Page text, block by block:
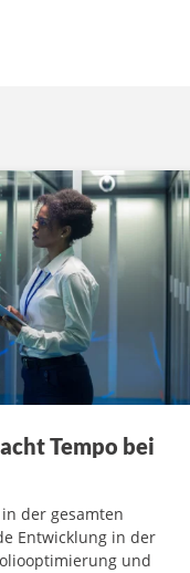
Tempo bei
der gesamten
Entwicklung in der
und